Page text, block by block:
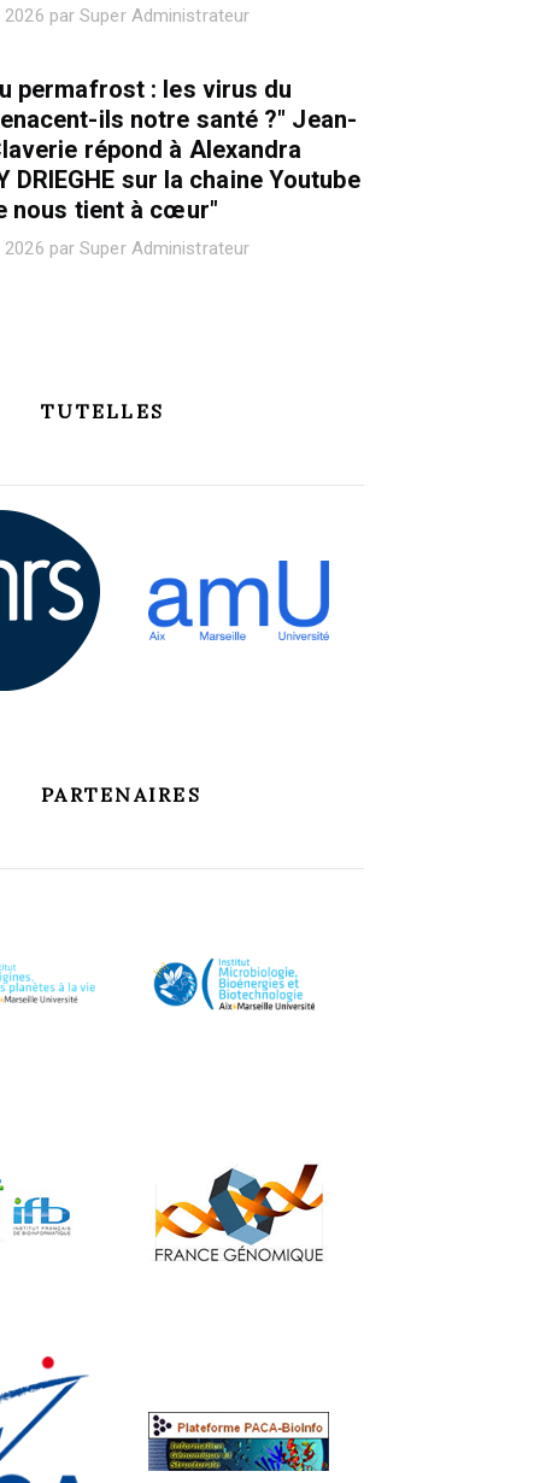
2026 par Super Administrateur
permafrost : les virus du
ils notre santé ?" Jean-
répond à Alexandra
DRIEGHE sur la chaine Youtube
nous tient à cœur"
2026 par Super Administrateur
TUTELLES
PARTENAIRES